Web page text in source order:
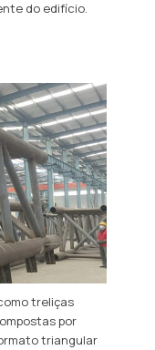
do edifício.
treliças
por
triangular